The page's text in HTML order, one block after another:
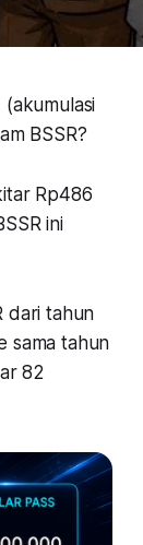
BSSR?
Rp486
ini
dari tahun
sama tahun
82